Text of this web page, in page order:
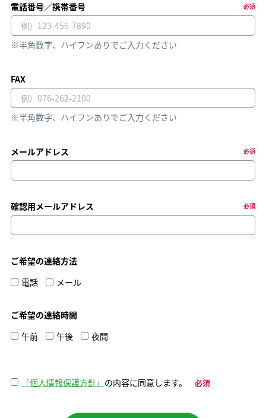
電話番号／携帯番号 必須
※半角数字、ハイフンありでご入力ください
FAX
※半角数字、ハイフンありでご入力ください
メールアドレス 必須
確認用メールアドレス 必須
ご希望の連絡方法
電話
メール
ご希望の連絡時間
午前
午後 夜間
「個人情報保護方針」 の内容に同意します。 必須